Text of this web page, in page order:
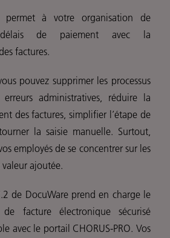
permet à votre organisation de
de paiement avec la
factures.
pouvez supprimer les processus
administratives, réduire la
des factures, simplifier l’étape de
la saisie manuelle. Surtout,
employés de se concentrer sur les
ajoutée.
de DocuWare prend en charge le
facture électronique sécurisé
avec le portail CHORUS-PRO. Vos